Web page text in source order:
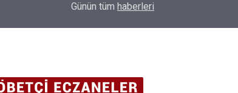
Erzurum Adliyesi'nde yangın: 2 kişi dumandan
Günün tüm haberleri